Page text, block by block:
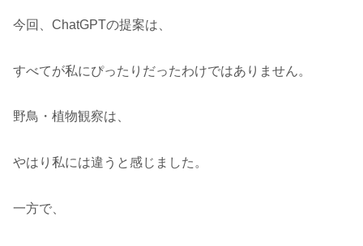
今回、ChatGPTの提案は、
すべてが私にぴったりだったわけではありません。
野鳥・植物観察は、
やはり私には違うと感じました。
一方で、